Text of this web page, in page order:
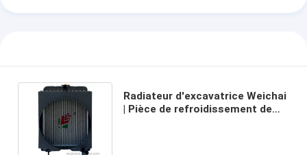
Radiateur d'excavatrice Weichai
| Pièce de refroidissement de